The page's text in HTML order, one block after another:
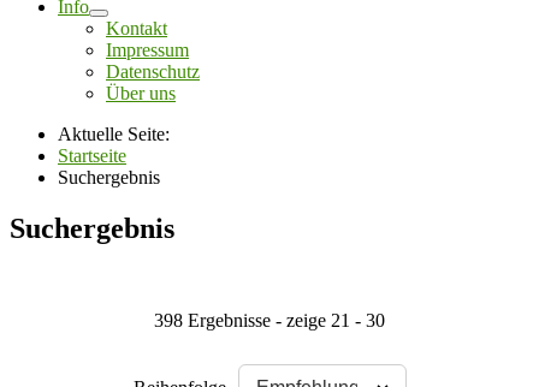
Info
Kontakt
Impressum
Datenschutz
Über uns
Aktuelle Seite:
Startseite
Suchergebnis
Suchergebnis
398 Ergebnisse - zeige 21 - 30